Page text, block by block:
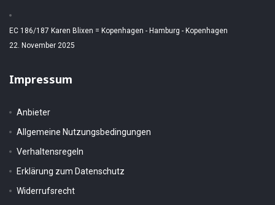
EC 186/187 Karen Blixen = Kopenhagen - Hamburg - Kopenhagen
22. November 2025
Impressum
Anbieter
Allgemeine Nutzungsbedingungen
Verhaltensregeln
Erklärung zum Datenschutz
Widerrufsrecht